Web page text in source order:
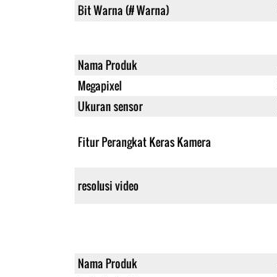
Bit Warna (# Warna)
Nama Produk
Megapixel
Ukuran sensor
Fitur Perangkat Keras Kamera
resolusi video
Nama Produk